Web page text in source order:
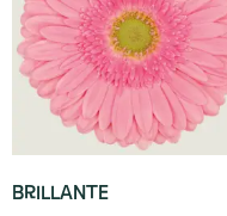
BRILLANTE